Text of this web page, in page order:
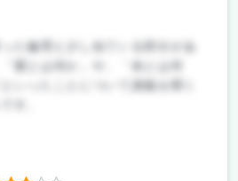
った倫理と少し似ている部分があ
といったことについて講義を聞く